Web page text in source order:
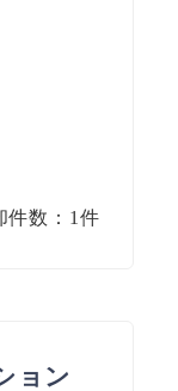
数：1件
ョン